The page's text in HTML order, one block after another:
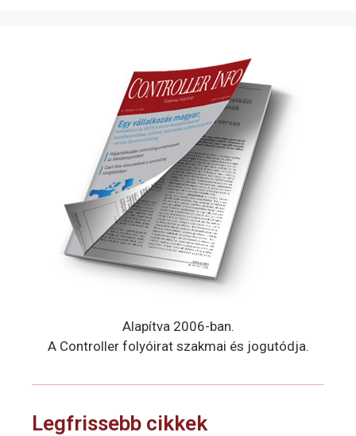
Alapítva 2006-ban.
A Controller folyóirat szakmai és jogutódja.
Legfrissebb cikkek